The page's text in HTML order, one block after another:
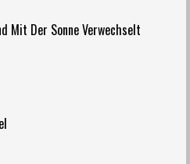
Mit Der Sonne Verwechselt